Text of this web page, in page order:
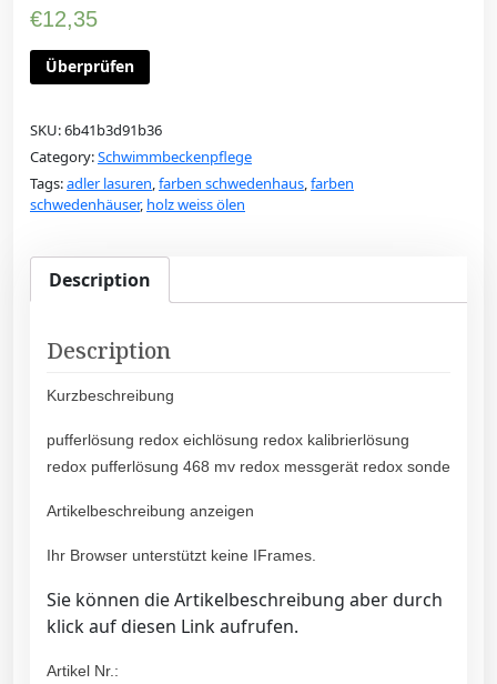
€12,35
Überprüfen
SKU:6b41b3d91b36
Category:Schwimmbeckenpflege
Tags:adler lasuren,farben schwedenhaus,farben
schwedenhäuser, holz weiss ölen
Description
Description
Kurzbeschreibung
pufferlösung redox eichlösung redox kalibrierlösung
redox pufferlösung 468 mv redox messgerät redox sonde
Artikelbeschreibung anzeigen
Ihr Browser unterstützt keine IFrames.
Sie können die Artikelbeschreibung aber durch
klick auf diesen Link aufrufen.
Artikel Nr.: